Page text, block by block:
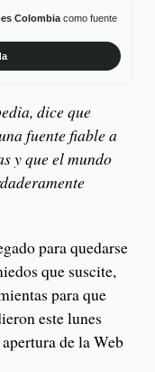
Colombiacomo fuente
dice que
fuente fiable a
y que el mundo
para quedarse
que suscite,
para que
este lunes
de la Web